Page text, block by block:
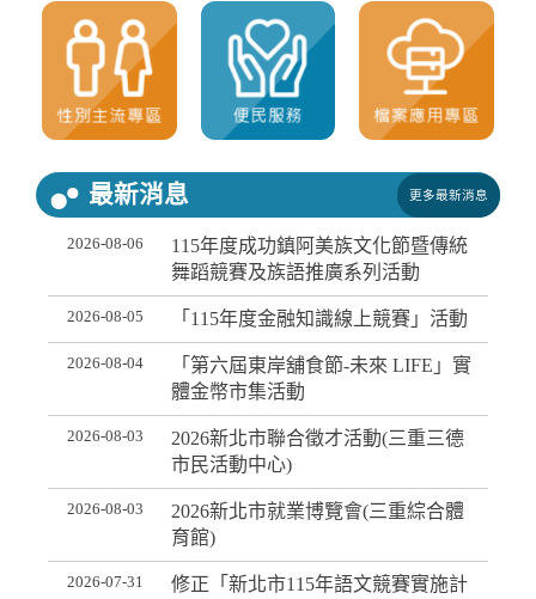
最新消息 更多最新消息
2026-08-06
115年度成功鎮阿美族文化節暨傳統
舞蹈競賽及族語推廣系列活動
2026-08-05 「115年度金融知識線上競賽」活動
2026-08-04
「第六屆東岸舖食節-未來 LIFE」實
體金幣市集活動
2026-08-03
2026新北市聯合徵才活動(三重三德
市民活動中心)
2026-08-03
2026新北市就業博覽會(三重綜合體
育館)
2026-07-31
修正「新北市115年語文競賽實施計